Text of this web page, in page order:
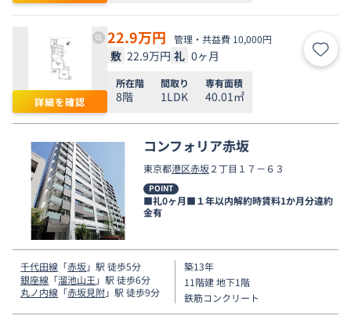
詳細を確認
22.9万円 管理・共益費 10,000円
敷 22.9万円 礼 0ヶ月 お気
所在階
8階
間取り
1LDK
専有面積
40.01㎡
コンフォリア赤坂
東京都港区赤坂２丁目１７－６３
POINT
■礼0ヶ月■１年以内解約時賃料1か月分違約
金有
千代田線 「赤坂」駅 徒歩5分
銀座線 「溜池山王 」駅 徒歩6分
丸ノ内線 「赤坂見附」駅 徒歩9分
築13年
11階建 地下1階
鉄筋コンクリート